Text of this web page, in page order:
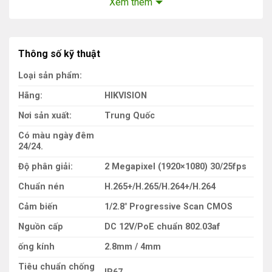
Trung Quốc.
2. Lịch sử hình thành thương hiệu camera
Hikvision
Hikvision là thương hiệu Camera quan sát và thiết bị an
Thông số kỹ thuật
Loại sản phẩm:
Hãng:
HIKVISION
Nơi sản xuất:
Trung Quốc
Có màu ngày đêm
24/24.
Độ phân giải:
2 Megapixel (1920×1080) 30/25fps
Chuẩn nén
H.265+/H.265/H.264+/H.264
Cảm biến
1/2.8″ Progressive Scan CMOS
Nguồn cấp
DC 12V/PoE chuẩn 802.03af
ống kính
2.8mm / 4mm
Tiêu chuẩn chống